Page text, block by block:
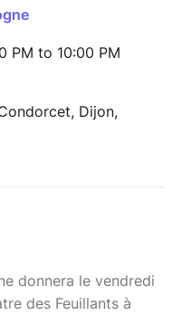
PM to 10:00 PM
Dijon,
donnera le vendredi
des Feuillants à